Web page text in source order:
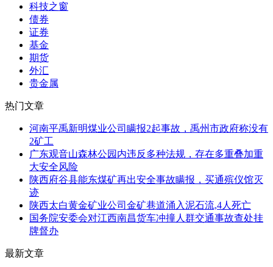
科技之窗
债券
证券
基金
期货
外汇
贵金属
热门文章
河南平禹新明煤业公司瞒报2起事故，禹州市政府称没有
2矿工
广东观音山森林公园内违反多种法规，存在多重叠加重
大安全风险
陕西府谷县能东煤矿再出安全事故瞒报，买通殡仪馆灭
迹
陕西太白黄金矿业公司金矿巷道涌入泥石流,4人死亡
国务院安委会对江西南昌货车冲撞人群交通事故查处挂
牌督办
最新文章